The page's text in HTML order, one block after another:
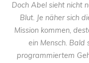
Doch Abel sieht nicht
Blut. Je näher sich
Mission kommen,
ein Mensch. Bald
programmiertem